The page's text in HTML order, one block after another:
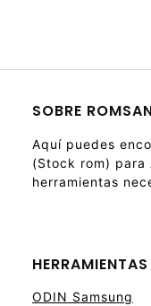
SOBRE
Aquí puedes
(Stock rom) para
herramientas
HERRAMIENTAS
ODIN Samsung